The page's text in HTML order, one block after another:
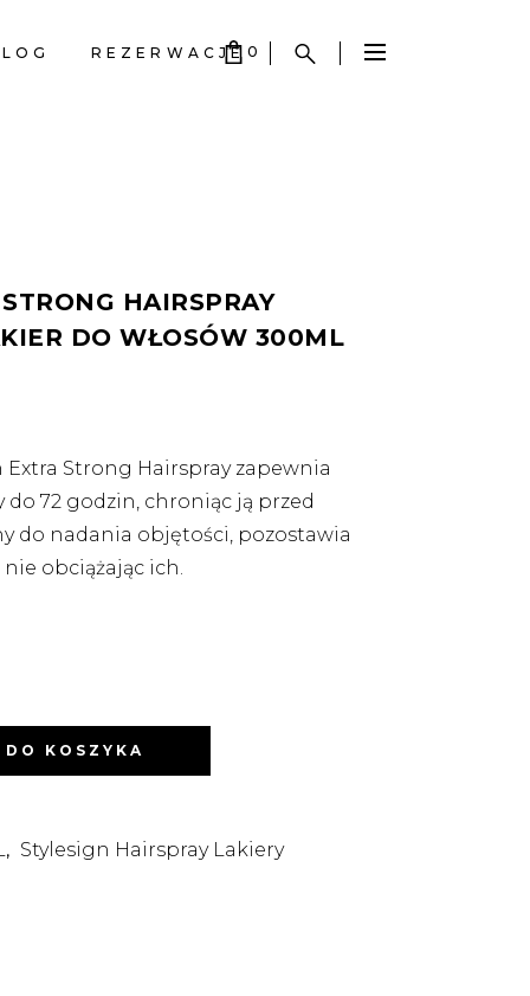
REZERWACJE 0
HAIRSPRAY
DO WŁOSÓW 300ML
Strong Hairspray zapewnia
72 godzin, chroniąc ją przed
do nadania objętości, pozostawia
nie obciążając ich.
KOSZYKA
, Stylesign Hairspray Lakiery